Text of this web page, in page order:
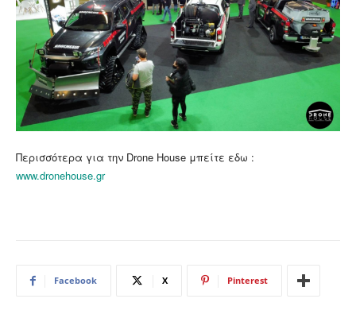
Περισσότερα για την Drone House μπείτε εδω :
www.dronehouse.gr
Facebook X Pinterest